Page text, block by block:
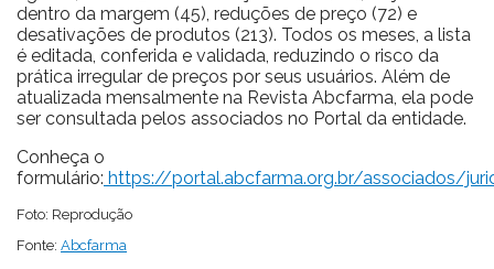
dentro da margem (45), reduções de preço (72) e
desativações de produtos (213). Todos os meses, a lista
é editada, conferida e validada, reduzindo o risco da
prática irregular de preços por seus usuários. Além de
atualizada mensalmente na Revista Abcfarma, ela pode
ser consultada pelos associados no Portal da entidade.
Conheça o
formulário: https://portal.abcfarma.org.br/associados/
Foto: Reprodução
Fonte: Abcfarma